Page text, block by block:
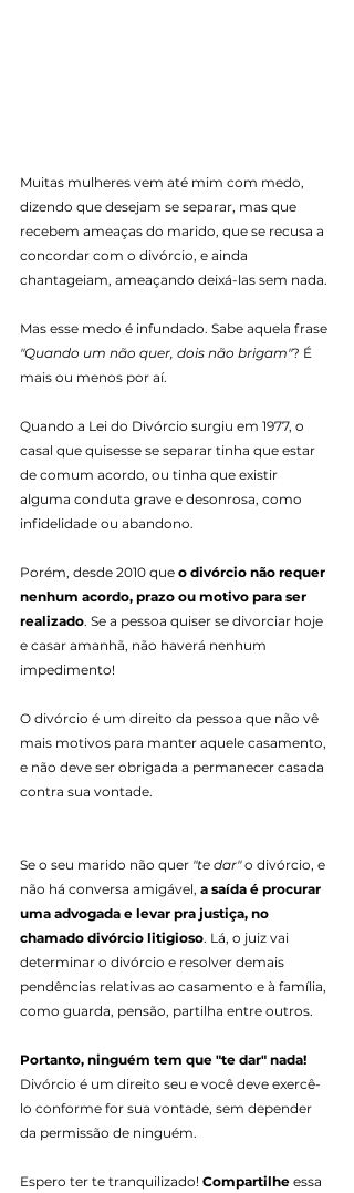
Muitas mulheres vem até mim com medo,
dizendo que desejam se separar, mas que
recebem ameaças do marido, que se recusa a
concordar com o divórcio, e ainda
chantageiam, ameaçando deixá-las sem nada.
Mas esse medo é infundado. Sabe aquela frase
"Quando um não quer, dois não brigam"? É
mais ou menos por aí.
Quando a Lei do Divórcio surgiu em 1977, o
casal que quisesse se separar tinha que estar
de comum acordo, ou tinha que existir
alguma conduta grave e desonrosa, como
infidelidade ou abandono.
Porém, desde 2010 que o divórcio não requer
nenhum acordo, prazo ou motivo para ser
realizado. Se a pessoa quiser se divorciar hoje
e casar amanhã, não haverá nenhum
impedimento!
O divórcio é um direito da pessoa que não vê
mais motivos para manter aquele casamento,
e não deve ser obrigada a permanecer casada
contra sua vontade.
Se o seu marido não quer "te dar" o divórcio, e
não há conversa amigável, a saída é procurar
uma advogada e levar pra justiça, no
chamado divórcio litigioso. Lá, o juiz vai
determinar o divórcio e resolver demais
pendências relativas ao casamento e à família,
como guarda, pensão, partilha entre outros.
Portanto, ninguém tem que "te dar" nada!
Divórcio é um direito seu e você deve exercê-
lo conforme for sua vontade, sem depender
da permissão de ninguém.
Espero ter te tranquilizado! Compartilhe essa